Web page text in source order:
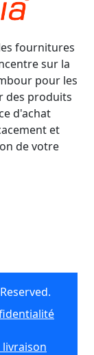
fournitures
sur la
pour les
des produits
d'achat
et
de votre